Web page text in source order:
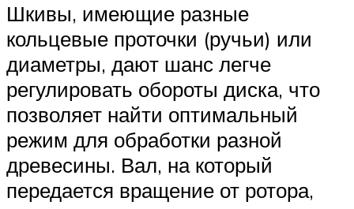
Шкивы, имеющие разные
кольцевые проточки (ручьи) или
диаметры, дают шанс легче
регулировать обороты диска, что
позволяет найти оптимальный
режим для обработки разной
древесины. Вал, на который
передается вращение от ротора,